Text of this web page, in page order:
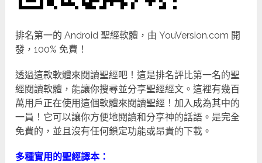
排名第一的 Android 聖經軟體，由 YouVersion.com 開
發，100% 免費！
透過這款軟體來閱讀聖經吧！這是排名評比第一名的聖
經閱讀軟體，能讓你搜尋並分享聖經經文。這裡有幾百
萬用戶正在使用這個軟體來閱讀聖經！加入成為其中的
一員！它可以讓你方便地閱讀和分享神的話語。是完全
免費的，並且沒有任何鎖定功能或昂貴的下載。
多種實用的聖經譯本：